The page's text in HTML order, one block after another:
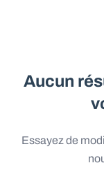
Aucun
Essayez de